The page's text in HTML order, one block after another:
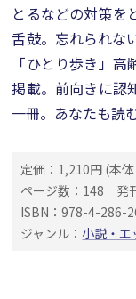
とるなどの対策を
舌鼓。忘れられな
「ひとり歩き」
掲載。前向きに認
一冊。あなたも読
定価：1,210円 (本
ページ数：148
発
ISBN：978-4-286-
ジャンル： 小説・エ